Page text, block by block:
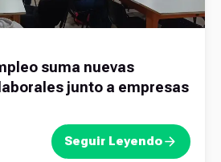
suma nuevas
junto a empresas
Seguir Leyendo